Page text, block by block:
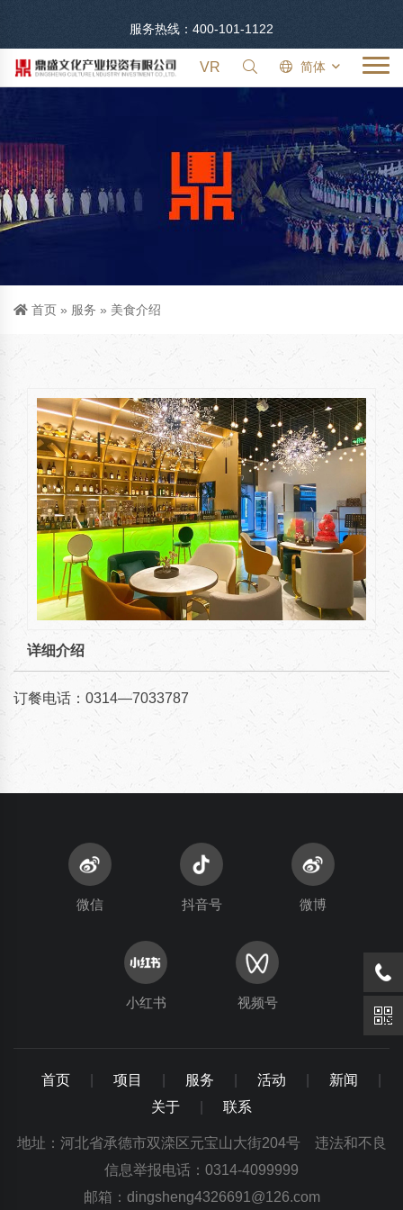
服务热线：400-101-1122
VR 简体
首页 » 服务 » 美食介绍
详细介绍
订餐电话：0314—7033787
微信 抖音号 微博
小红书 视频号
首页 项目 服务 活动 新闻
关于
联系
地址：河北省承德市双滦区元宝山大街204号 违法和不良
信息举报电话：0314-4099999
邮箱：dingsheng4326691@126.com